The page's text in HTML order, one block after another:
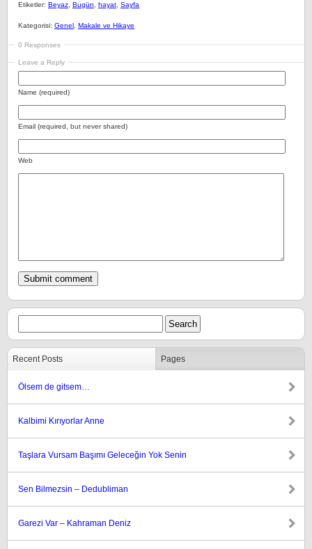
Etiketler: Beyaz Bugün hayat Sayfa
Kategorisi: Genel Makale ve Hikaye
0 Responses
Leave a Reply
Name (required)
Email (required, but never shared)
Web
Recent Posts Pages
Ölsem de gitsem…
Kalbimi Kırıyorlar Anne
Taşlara Vursam Başımı Geleceğin Yok Senin
Sen Bilmezsin – Dedubliman
Garezi Var – Kahraman Deniz